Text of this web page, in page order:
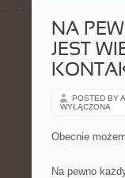
NA
JEST
POSTED BY
WYŁĄCZONA
Obecnie
Na pewno